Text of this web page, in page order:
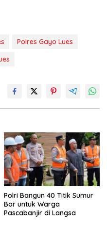
Polres Gayo Lues
Polri Bangun 40 Titik Sumur
Bor untuk Warga
Pascabanjir di Langsa